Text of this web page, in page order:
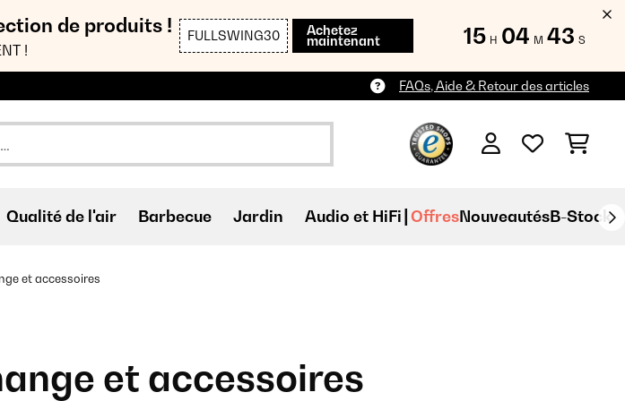
de produits !
!
FULLSWING30 Achetez
maintenant 15 H 04 M 41 S
FAQs, Aide & Retour des articles
Qualité de l'air Barbecue Jardin Audio et HiFi OffresNouveautésB-Stock
et accessoires
et accessoires